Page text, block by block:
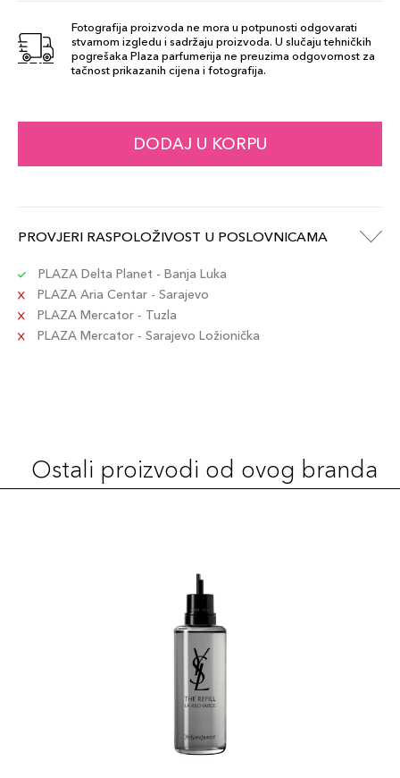
B40
Šifra artikla
139,00 KM
B30
3614273070744
139,00 KM
BD40
Šifra artikla
Fotografija proizvoda ne mora u potpunosti odgovarati
stvarnom izgledu i sadržaju proizvoda. U slučaju tehničkih
pogrešaka Plaza parfumerija ne preuzima odgovornost za
tačnost prikazanih cijena i fotografija.
DODAJ U KORPU
PROVJERI RASPOLOŽIVOST U POSLOVNICAMA
PLAZA Delta Planet - Banja Luka
PLAZA Aria Centar - Sarajevo
PLAZA Mercator - Tuzla
PLAZA Mercator - Sarajevo Ložionička
Ostali proizvodi od ovog branda